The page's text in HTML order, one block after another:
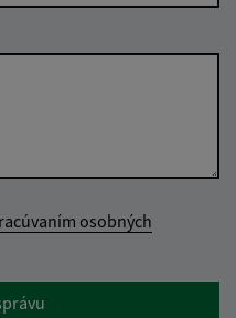
osobných